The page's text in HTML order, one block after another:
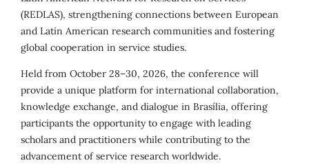
(REDLAS), strengthening connections between European
and Latin American research communities and fostering
global cooperation in service studies.
Held from October 28–30, 2026, the conference will
provide a unique platform for international collaboration,
knowledge exchange, and dialogue in Brasília, offering
participants the opportunity to engage with leading
scholars and practitioners while contributing to the
advancement of service research worldwide.